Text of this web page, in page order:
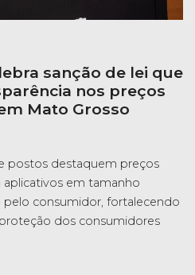
sanção de lei que
nos preços
Mato Grosso
postos destaquem preços
em tamanho
pelo consumidor, fortalecendo
dos consumidores